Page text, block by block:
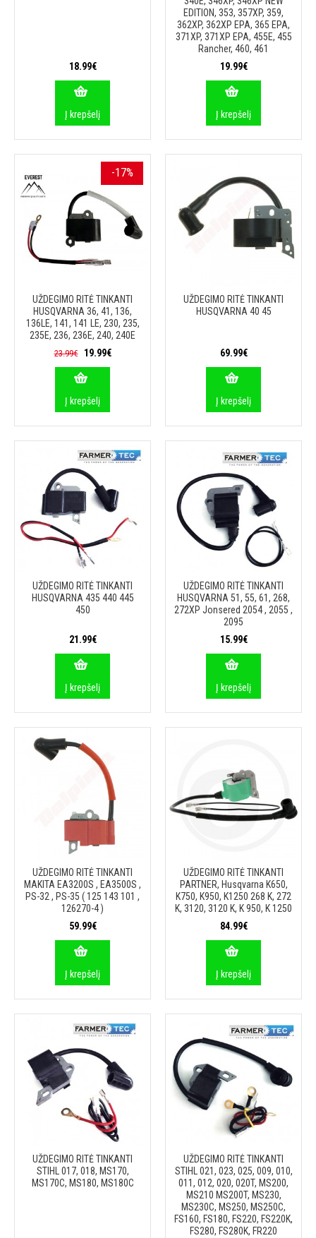
18.99€
Į krepšelį
EDITION, 353, 357XP, 359,
362XP, 362XP EPA, 365 EPA,
371XP, 371XP EPA, 455E, 455
Rancher, 460, 461
19.99€
Į krepšelį
-17%
UŽDEGIMO RITĖ TINKANTI
HUSQVARNA 36, 41, 136,
136LE, 141, 141 LE, 230, 235,
235E, 236, 236E, 240, 240E
23.99€ 19.99€
Į krepšelį
UŽDEGIMO RITĖ TINKANTI
HUSQVARNA 40 45
69.99€
Į krepšelį
UŽDEGIMO RITĖ TINKANTI
HUSQVARNA 435 440 445
450
21.99€
Į krepšelį
UŽDEGIMO RITĖ TINKANTI
HUSQVARNA 51, 55, 61, 268,
272XP Jonsered 2054 , 2055 ,
2095
15.99€
Į krepšelį
UŽDEGIMO RITĖ TINKANTI
MAKITA EA3200S , EA3500S ,
PS-32 , PS-35 ( 125 143 101 ,
126270-4 )
59.99€
Į krepšelį
UŽDEGIMO RITĖ TINKANTI
PARTNER, Husqvarna K650,
K750, K950, K1250 268 K, 272
K, 3120, 3120 K, K 950, K 1250
84.99€
Į krepšelį
UŽDEGIMO RITĖ TINKANTI
STIHL 017, 018, MS170,
MS170C, MS180, MS180C
UŽDEGIMO RITĖ TINKANTI
STIHL 021, 023, 025, 009, 010,
011, 012, 020, 020T, MS200,
MS210 MS200T, MS230,
MS230C, MS250, MS250C,
FS160, FS180, FS220, FS220K,
FS280, FS280K, FR220